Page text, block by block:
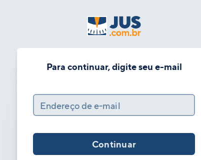
Para continuar, digite seu e-mail
Endereço de e-mail
Continuar